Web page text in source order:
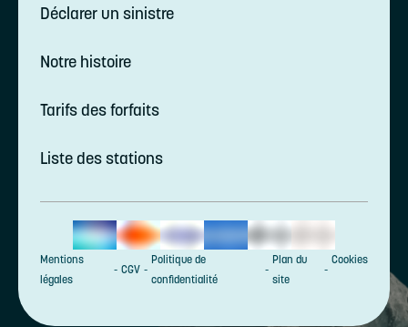
Déclarer un sinistre
Notre histoire
Tarifs des forfaits
Liste des stations
Mentions
légales
CGV
Politique de
confidentialité
Plan du
site
Cookies